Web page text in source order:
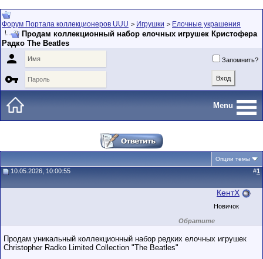
Форум Портала коллекционеров UUU > Игрушки > Елочные украшения
Продам коллекционный набор елочных игрушек Кристофера
Радко The Beatles
 Запомнить?

Menu
Опции темы
10.05.2026, 10:00:55 #1
КентХ
Новичок
Обратите
внимание на
пользователя на
Продам уникальный коллекционный набор редких елочных игрушек
Christopher Radko Limited Collection "The Beatles"